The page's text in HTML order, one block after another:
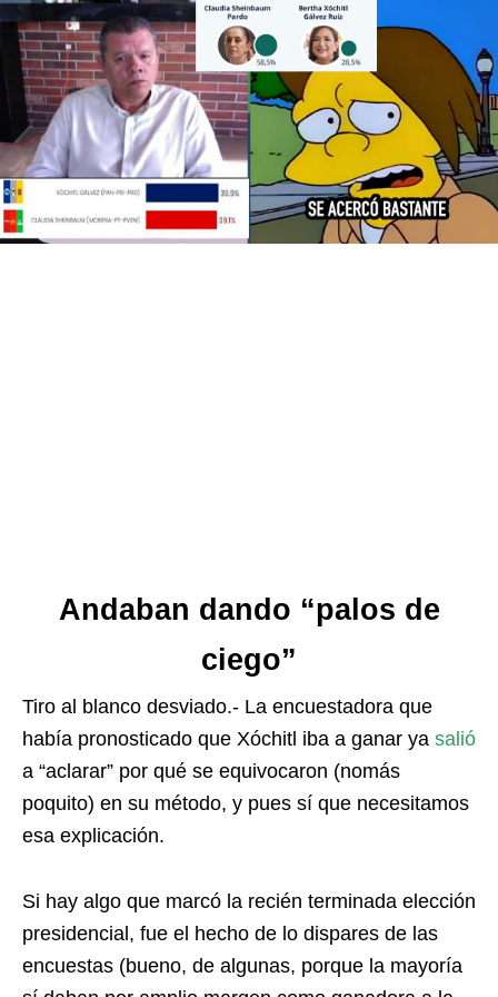
Andaban dando “palos de
ciego”
Tiro al blanco desviado.- La encuestadora que
había pronosticado que Xóchitl iba a ganar ya salió
a “aclarar” por qué se equivocaron (nomás
poquito) en su método, y pues sí que necesitamos
esa explicación.
Si hay algo que marcó la recién terminada elección
presidencial, fue el hecho de lo dispares de las
encuestas (bueno, de algunas, porque la mayoría